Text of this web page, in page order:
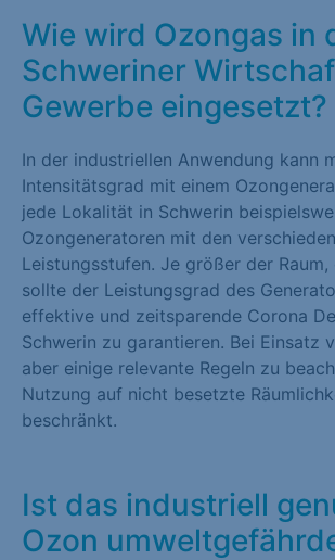
Wie wird Ozongas in
Schweriner
Gewerbe eingesetzt?
In der industriellen Anwendung kann
Intensitätsgrad mit einem
jede Lokalität in Schwerin
Ozongeneratoren mit den
Leistungsstufen. Je größer der
sollte der Leistungsgrad des
effektive und zeitsparende Corona
Schwerin zu garantieren. Bei Einsatz
aber einige relevante Regeln zu
Nutzung auf nicht besetzte
beschränkt.
Ist das industriell
Ozon